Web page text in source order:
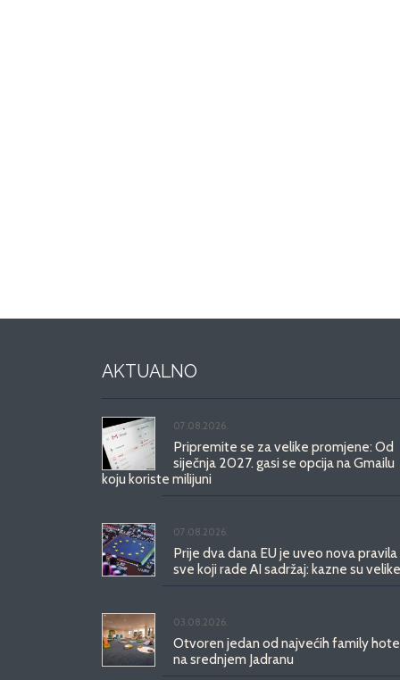
AKTUALNO
07.08.2026.
Pripremite se za velike promjene: Od
siječnja 2027. gasi se opcija na Gmailu
koju koriste milijuni
07.08.2026.
Prije dva dana EU je uveo nova pravila
sve koji rade AI sadržaj: kazne su
03.08.2026.
Otvoren jedan od najvećih family
na srednjem Jadranu